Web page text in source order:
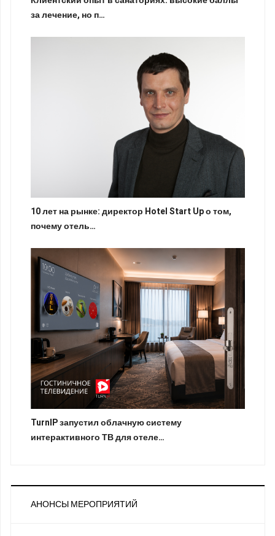
за лечение, но п…
10 лет на рынке: директор Hotel Start Up о том,
почему отель…
TurnIP запустил облачную систему
интерактивного ТВ для отеле…
АНОНСЫ МЕРОПРИЯТИЙ